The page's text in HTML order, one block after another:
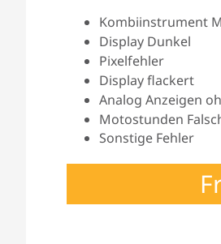
Kombiinstrument
Display Dunkel
Pixelfehler
Display flackert
Analog Anzeigen
Motostunden
Sonstige Fehler